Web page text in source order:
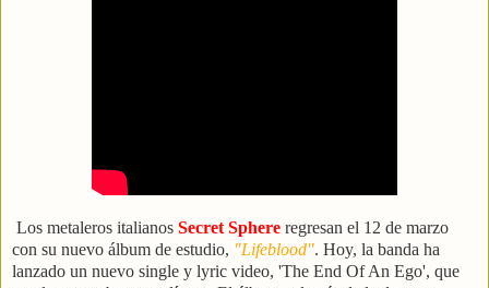
Los metaleros italianos Secret Sphere regresan el 12 de marzo
con su nuevo álbum de estudio, "Lifeblood". Hoy, la banda ha
lanzado un nuevo single y lyric video, 'The End Of An Ego', que